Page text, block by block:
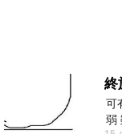
終
可
弱